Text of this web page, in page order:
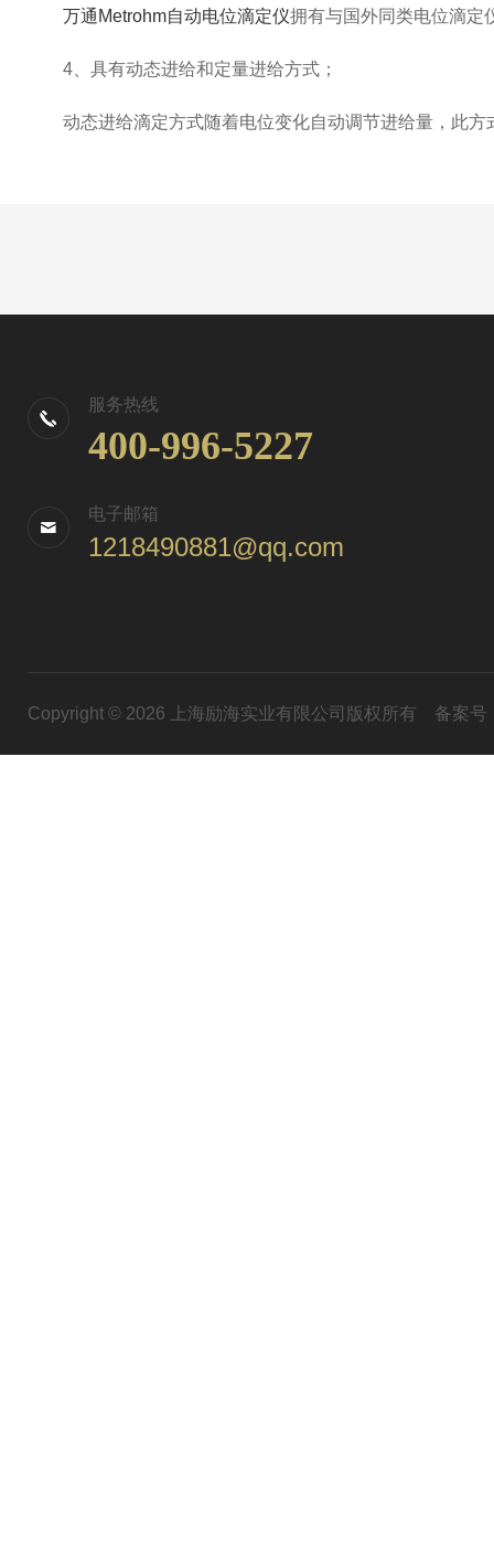
万通Metrohm自动电位滴定仪拥有与国外同类电位滴定
4、具有动态进给和定量进给方式；
动态进给滴定方式随着电位变化自动调节进给量，此方
服务热线
400-996-5227
电子邮箱
1218490881@qq.com
Copyright © 2026 上海励海实业有限公司版权所有 备案号